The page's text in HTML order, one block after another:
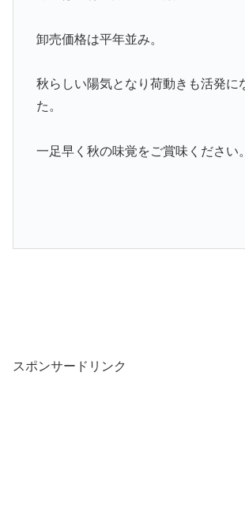
卸売価格は平年並み。
秋らしい陽気となり荷動きも活発に
た。
一足早く秋の味覚をご賞味ください。
スポンサードリンク